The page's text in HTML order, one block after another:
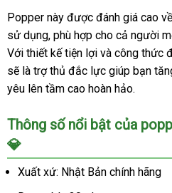
Popper này được đánh giá cao
sử dụng, phù hợp cho cả người
Với thiết kế tiện lợi và công thức
sẽ là trợ thủ đắc lực giúp bạn
yêu lên tầm cao hoàn hảo.
Thông số nổi bật của
💎
Xuất xứ: Nhật Bản chính hãng